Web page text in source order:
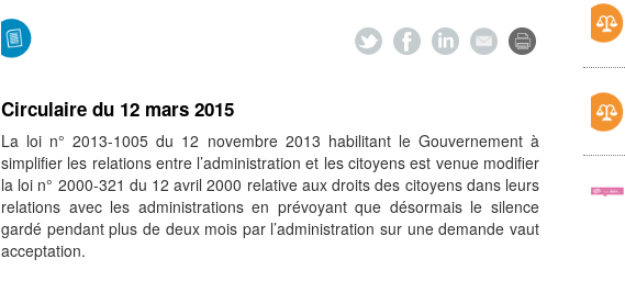
Circulaire du 12 mars 2015
La loi n° 2013-1005 du 12 novembre 2013 habilitant le Gouvernement à
simplifier les relations entre l’administration et les citoyens est venue modifier
la loi n° 2000-321 du 12 avril 2000 relative aux droits des citoyens dans leurs
relations avec les administrations en prévoyant que désormais le silence
gardé pendant plus de deux mois par l’administration sur une demande vaut
acceptation.